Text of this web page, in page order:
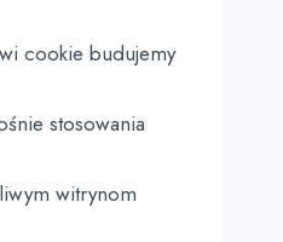
cookie budujemy
stosowania
witrynom